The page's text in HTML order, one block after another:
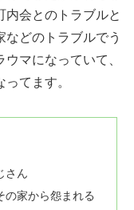
内会とのトラブルと
どのトラブルでう
マになっていて、
てます。
さん
の家から怨まれる